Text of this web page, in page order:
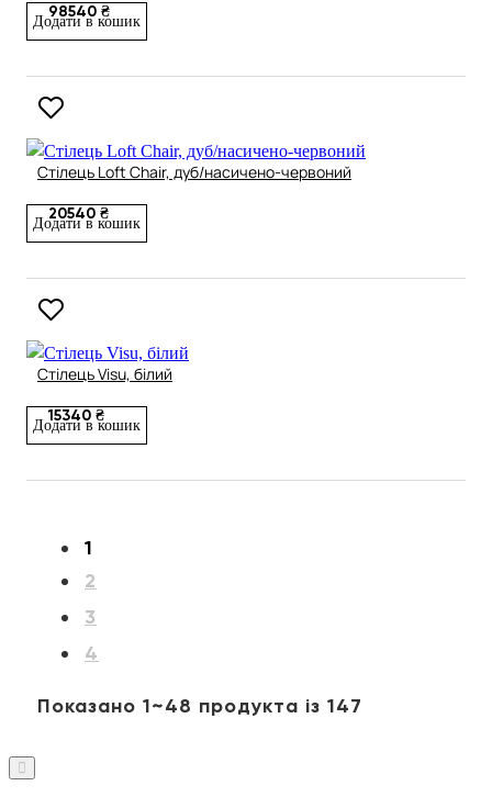
98540 ₴
Додати в кошик
Стілець Loft Chair, дуб/насичено-червоний
20540 ₴
Додати в кошик
Стілець Visu, білий
15340 ₴
Додати в кошик
1
2
3
4
Показано 1~48 продукта із 147